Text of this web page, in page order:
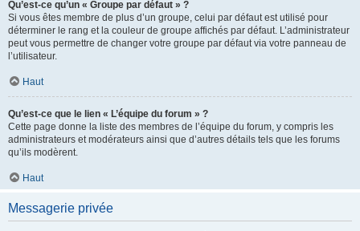
Qu’est-ce qu’un « Groupe par défaut » ?
Si vous êtes membre de plus d’un groupe, celui par défaut est utilisé pour
déterminer le rang et la couleur de groupe affichés par défaut. L’administrateur
peut vous permettre de changer votre groupe par défaut via votre panneau de
l’utilisateur.
Haut
Qu’est-ce que le lien « L’équipe du forum » ?
Cette page donne la liste des membres de l’équipe du forum, y compris les
administrateurs et modérateurs ainsi que d’autres détails tels que les forums
qu’ils modèrent.
Haut
Messagerie privée